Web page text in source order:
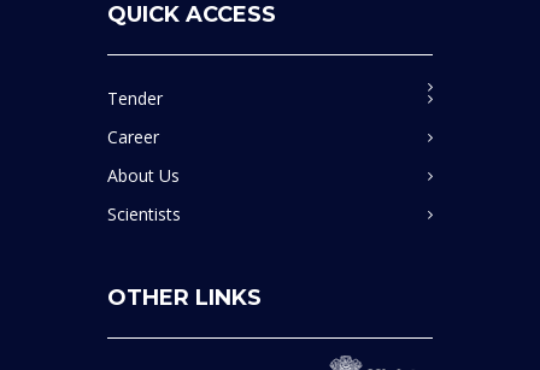
QUICK ACCESS
Tender
Career
About Us
Scientists
OTHER LINKS